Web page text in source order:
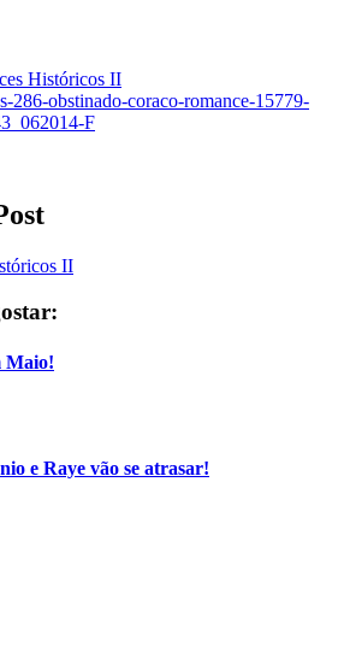
Históricos II
286-obstinado-coraco-romance-15779-
F
II
Maio!
e Raye vão se atrasar!